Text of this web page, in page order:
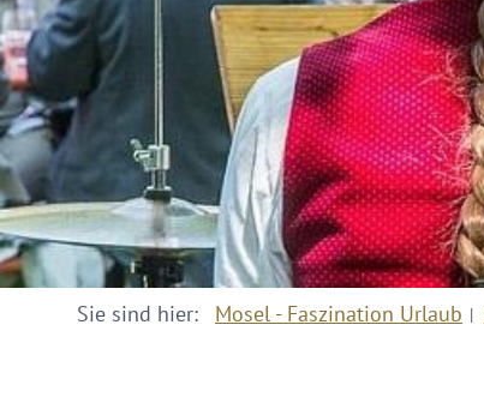
Sie sind hier: Mosel - Faszination Urlaub